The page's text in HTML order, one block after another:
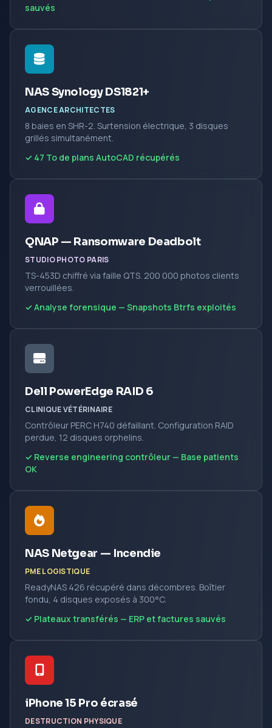
sauvés
NAS Synology DS1821+
AGENCE ARCHITECTES
8 baies en SHR-2. Surtension électrique, 3 disques
grillés simultanément.
✓ 47 To de plans AutoCAD récupérés
QNAP — Ransomware Deadbolt
STUDIO PHOTO PARIS
TS-453D chiffré via faille QTS. 200 000 photos clients
verrouillées.
✓ Analyse forensique — Snapshots Btrfs exploités
Dell PowerEdge RAID 6
CLINIQUE VÉTÉRINAIRE
Contrôleur PERC H740 défaillant. Configuration RAID
perdue, 12 disques orphelins.
✓ Reverse engineering contrôleur — Base patients
OK
NAS Netgear — Incendie
PME LOGISTIQUE
ReadyNAS 426 récupéré dans décombres. Boîtier
fondu, 4 disques exposés à 300°C.
✓ Plateaux transférés — ERP et factures sauvés
iPhone 15 Pro écrasé
DESTRUCTION PHYSIQUE